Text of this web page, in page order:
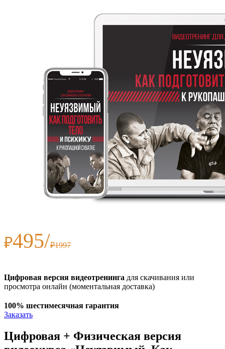
₽495/₽1997
Цифровая версия видеотренинга для скачивания или
просмотра онлайн (моментальная доставка)
100% шестимесячная гарантия
Заказать
Цифровая + Физическая версия